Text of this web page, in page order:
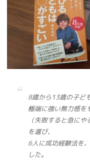
8歳から13歳の子ど
極端に強い無力感を
（失敗すると急に
を選び、
6人に成功経験法を
した。